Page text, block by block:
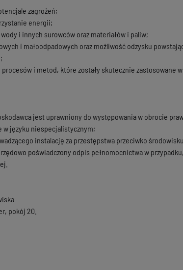
zagrożeń;
energii;
i innych surowców oraz materiałów i paliw;
i małoodpadowych oraz możliwość odzysku
i metod, które zostały skutecznie zastosowane
jest uprawniony do występowania w obrocie
w języku niespecjalistycznym;
instalację za przestępstwa przeciwko
poświadczony odpis pełnomocnictwa w
pokój 20.